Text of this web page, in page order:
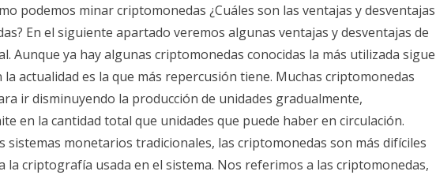
podemos minar criptomonedas ¿Cuáles son las ventajas y desventajas
En el siguiente apartado veremos algunas ventajas y desventajas de
Aunque ya hay algunas criptomonedas conocidas la más utilizada sigue
actualidad es la que más repercusión tiene. Muchas criptomonedas
ir disminuyendo la producción de unidades gradualmente,
en la cantidad total que unidades que puede haber en circulación.
sistemas monetarios tradicionales, las criptomonedas son más difíciles
la criptografía usada en el sistema. Nos referimos a las criptomonedas,